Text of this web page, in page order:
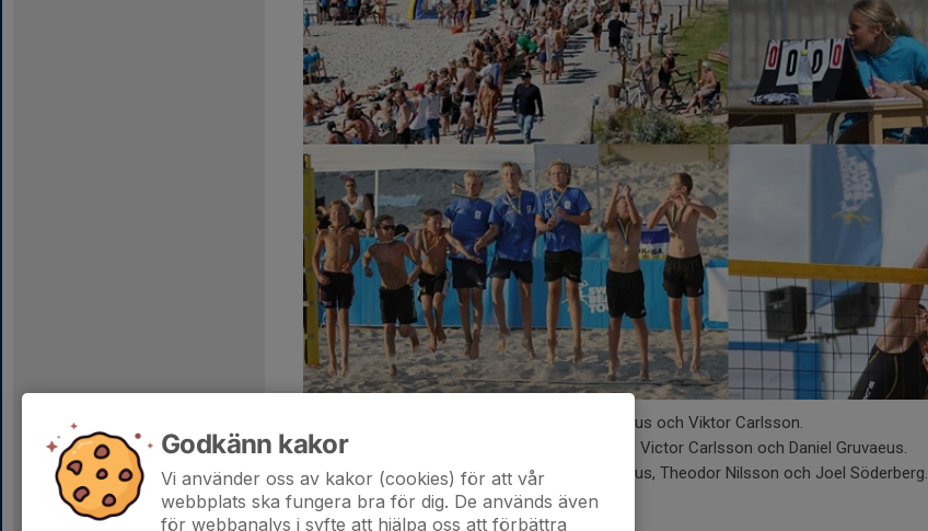
: U21, Wilhelm Nilsson. U15, Daniel Gruvaeus och Viktor Carlsson.
2012 : U19, Wilhelm Nilsson. U15, Joel Sebelius, Victor Carlsson och Daniel Gruvaeus.
2011: U19, Wilhelm Nilsson. U13, Daniel Gruvaeus, Theodor Nilsson och Joel Söderberg.
2010: U17, Wilhelm Nilsson.
Godkänn kakor
Vi använder oss av kakor (cookies) för att vår
webbplats ska fungera bra för dig. De används även
för webbanalys i syfte att hjälpa oss att förbättra